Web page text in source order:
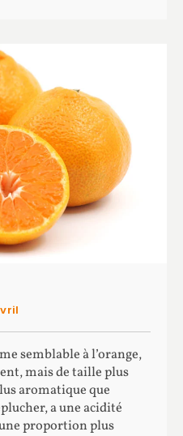
semblable à l’orange,
mais de taille plus
aromatique que
a une acidité
proportion plus